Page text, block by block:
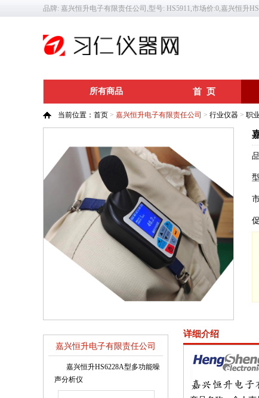
品牌: 嘉兴恒升电子有限责任公司,型号: HS5911,市场价:0,嘉兴恒升
所有商品 首 页
当前位置： 首页 > 嘉兴恒升电子有限责任公司 > 行业仪器 > 职
嘉兴恒升电子有限责任公司
销售排行榜
嘉兴恒升HS6228A型多功能噪
声分析仪
详细介绍